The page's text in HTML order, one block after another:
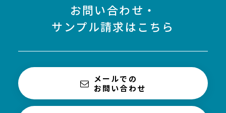
お問い合わせ・
サンプル請求はこちら
メールでの
お問い合わせ